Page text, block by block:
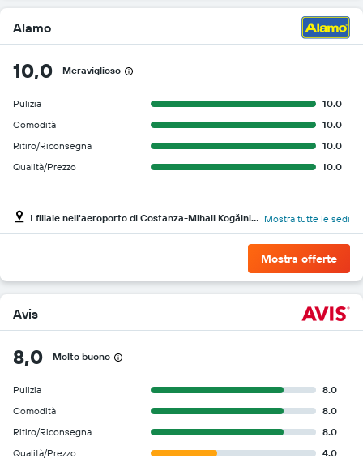
Alamo
10,0 Meraviglioso
Pulizia
10.0
Comodità
10.0
Ritiro/Riconsegna
10.0
Qualità/Prezzo
10.0
1 filiale nell'aeroporto di Costanza-Mihail Kogălniceanu Mostra tutte le sedi
Mostra offerte
Avis
8,0 Molto buono
Pulizia
8.0
Comodità
8.0
Ritiro/Riconsegna
8.0
Qualità/Prezzo
4.0